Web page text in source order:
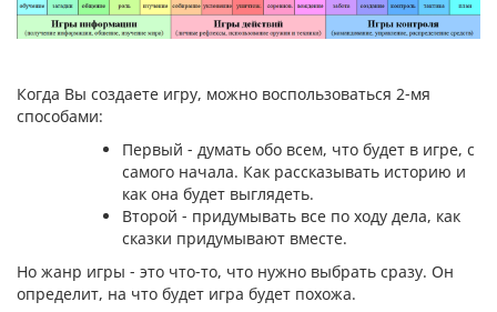
Когда Вы создаете игру, можно воспользоваться 2-мя
способами:
Первый - думать обо всем, что будет в игре, с
самого начала. Как рассказывать историю и
как она будет выглядеть.
Второй - придумывать все по ходу дела, как
сказки придумывают вместе.
Но жанр игры - это что-то, что нужно выбрать сразу. Он
определит, на что будет игра будет похожа.